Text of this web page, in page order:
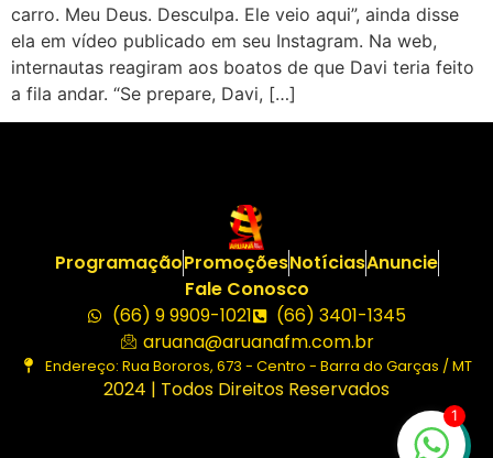
carro. Meu Deus. Desculpa. Ele veio aqui”, ainda disse
ela em vídeo publicado em seu Instagram. Na web,
internautas reagiram aos boatos de que Davi teria feito
a fila andar. “Se prepare, Davi, […]
ProgramaçãoPromoçõesNotíciasAnuncie
Fale Conosco
(66) 9 9909-1021
(66) 3401-1345
aruana@aruanafm.com.br
Endereço: Rua Bororos, 673 - Centro - Barra do Garças / MT
2024 | Todos Direitos Reservados
1